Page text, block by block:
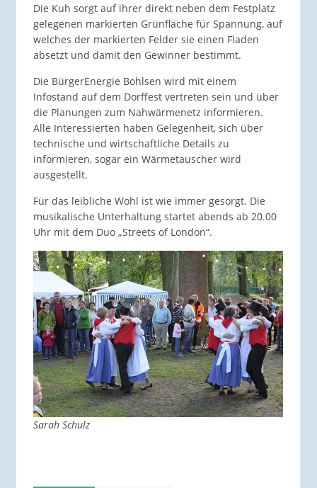
Die Kuh sorgt auf ihrer direkt neben dem Festplatz
gelegenen markierten Grünfläche für Spannung, auf
welches der markierten Felder sie einen Fladen
absetzt und damit den Gewinner bestimmt.
Die BürgerEnergie Bohlsen wird mit einem
Infostand auf dem Dorffest vertreten sein und über
die Planungen zum Nahwärmenetz informieren.
Alle Interessierten haben Gelegenheit, sich über
technische und wirtschaftliche Details zu
informieren, sogar ein Wärmetauscher wird
ausgestellt.
Für das leibliche Wohl ist wie immer gesorgt. Die
musikalische Unterhaltung startet abends ab 20.00
Uhr mit dem Duo „Streets of London“.
Sarah Schulz